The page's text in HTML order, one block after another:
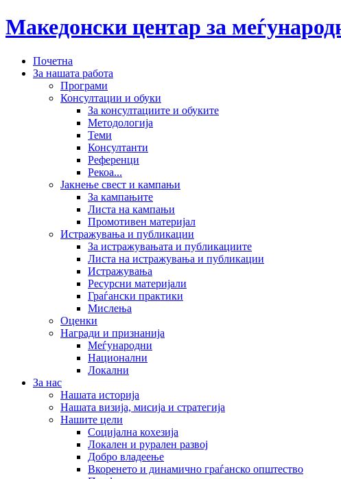
Македонски центар за
Почетна
За нашата работа
Програми
Консултации и обуки
За консултациите и обуките
Методологија
Теми
Консултанти
Референци
Рекоа...
Јакнење свест и кампањи
За кампањите
Листа на кампањи
Промотивен материјал
Истражувања и публикации
За истражувањата и публикациите
Листа на истражувања и публикации
Истражувања
Ресурсни материјали
Граѓански практики
Мислења
Оценки
Награди и признанија
Меѓународни
Национални
Локални
За нас
Нашата историја
Нашата визија, мисија и стратегија
Нашите цели
Социјална кохезија
Локален и рурален развој
Добро владеење
Вкоренето и динамично граѓанско општество